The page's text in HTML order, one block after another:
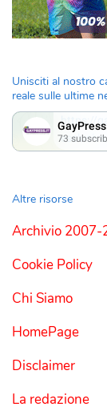
Unisciti al nostro
reale sulle ultime
Altre risorse
Archivio 2007-
Cookie Policy
Chi Siamo
HomePage
Disclaimer
La redazione